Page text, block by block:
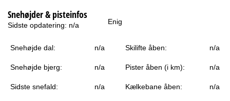
Enig
e
Snehøjder & pisteinfos
Sidste opdatering: n/a
Snehøjde dal: n/a Skilifte åben: n/a
Snehøjde bjerg: n/a Pister åben (i km): n/a
Sidste snefald: n/a Kælkebane åben: n/a